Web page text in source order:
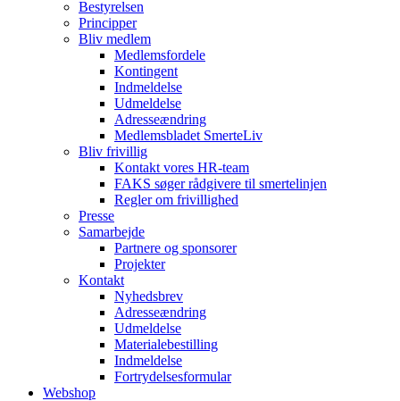
Bestyrelsen
Principper
Bliv medlem
Medlemsfordele
Kontingent
Indmeldelse
Udmeldelse
Adresseændring
Medlemsbladet SmerteLiv
Bliv frivillig
Kontakt vores HR-team
FAKS søger rådgivere til smertelinjen
Regler om frivillighed
Presse
Samarbejde
Partnere og sponsorer
Projekter
Kontakt
Nyhedsbrev
Adresseændring
Udmeldelse
Materialebestilling
Indmeldelse
Fortrydelsesformular
Webshop